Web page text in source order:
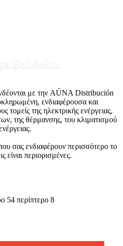
Βαλένθια
με την AÚNA Distribución
ενδιαφέρουσα και
τομείς της ηλεκτρικής ενέργειας,
της θέρμανσης, του κλιματισμού
σας ενδιαφέρουν περισσότερο το
είναι περιορισμένες.
54 περίπτερο 8